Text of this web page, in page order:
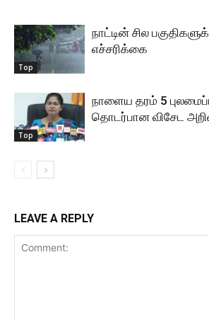
Top
நாட்டின் சில
எச்சரிக்கை
Top
நாளைய தரம் 5
தொடர்பான விசேட
LEAVE A REPLY